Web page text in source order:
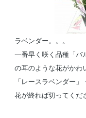
ラベンダー。。。
一番早く咲く品種「バ
の耳のような花がかわ
「レースラベンダー
花が終れば切ってくだ